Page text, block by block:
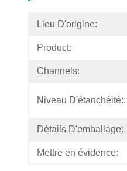
Lieu D'origine:
Product:
Channels:
Niveau D'étanchéité::
Détails D'emballage:
Mettre en évidence: